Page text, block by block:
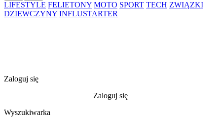
LIFESTYLE FELIETONY MOTO SPORT TECH ZWIĄZKI
DZIEWCZYNY INFLUSTARTER
Zaloguj się
Zaloguj się
Wyszukiwarka